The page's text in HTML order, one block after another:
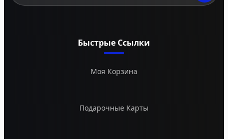
Быстрые Ссылки
Моя Корзина
Подарочные Карты